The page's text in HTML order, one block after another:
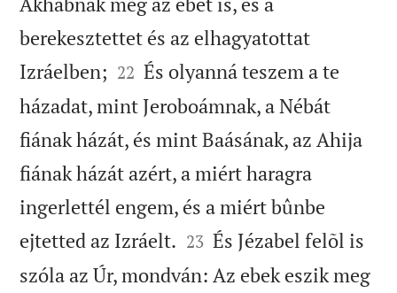
berekesztettet és az elhagyatottat
Izráelben; 

22 És olyanná teszem a te
házadat, mint Jeroboámnak, a Nébát
fiának házát, és mint Baásának, az Ahija
fiának házát azért, a miért haragra
ingerlettél engem, és a miért bûnbe
ejtetted az Izráelt. 

23 És Jézabel felõl is
szóla az Úr, mondván: Az ebek eszik meg